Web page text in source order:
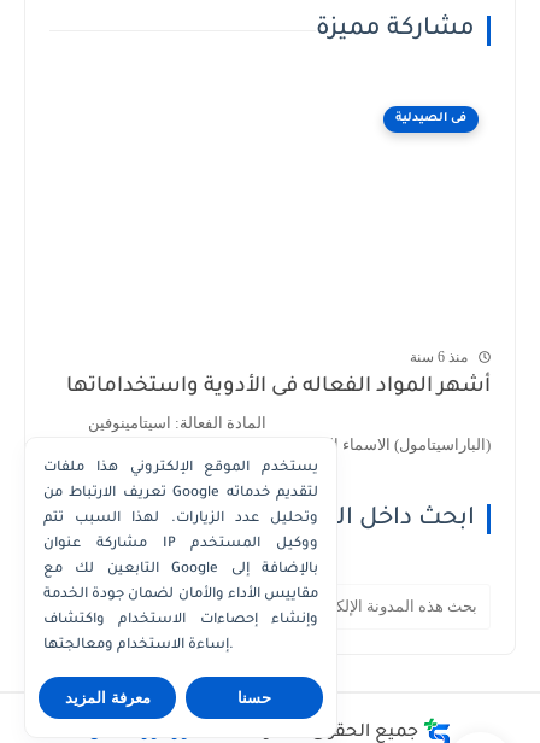
مشاركة مميزة
فى الصيدلية
منذ 6 سنة
أشهر المواد الفعاله فى الأدوية واستخداماتها
المادة الفعالة: اسيتامينوفين
(الباراسيتامول) الاسماء التجارية : 1- اسيتامينوف...
ابحث داخل الموقع
جميع الحقوق محفوظة ©
يستخدم الموقع الإلكتروني هذا ملفات
تعريف الارتباط من Google لتقديم خدماته
وتحليل عدد الزيارات. لهذا السبب تتم
مشاركة عنوان IP ووكيل المستخدم
التابعين لك مع Google بالإضافة إلى
مقاييس الأداء والأمان لضمان جودة الخدمة
وإنشاء إحصاءات الاستخدام واكتشاف
إساءة الاستخدام ومعالجتها.
معرفة المزيد حسنا